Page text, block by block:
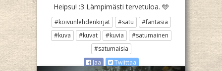
Heipsu! :3 Lämpimästi tervetuloa. 🩵
#koivunlehdenkirjat #satu
#fantasia
#kuva
#kuvat #kuvia
#satumainen
#satumaisia
Jaa
Twiittaa